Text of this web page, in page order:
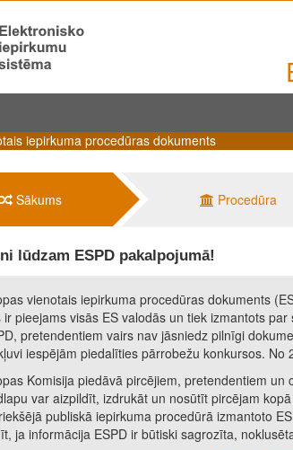
iepirkuma procedūras dokuments
Sākums Procedūra
lūdzam ESPD pakalpojumā!
vienotais iepirkuma procedūras dokuments
ir pieejams visās ES valodās un tiek izmantots
pretendentiem vairs nav jāsniedz pilnīgi
iespējām piedalīties pārrobežu konkursos.
Komisija piedāvā pircējiem, pretendentiem
var aizpildīt, izdrukāt un nosūtīt pircējam
publiskā iepirkuma procedūrā izmantoto
ja informācija ESPD ir būtiski sagrozīta,